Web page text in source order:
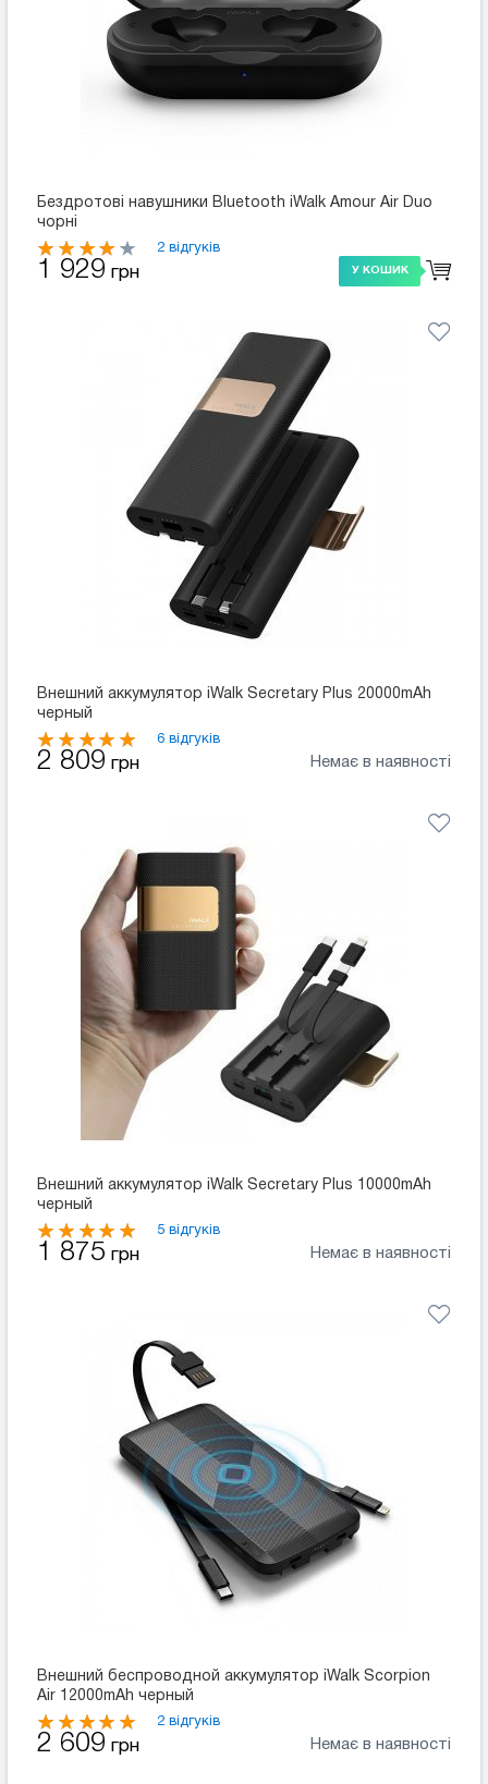
Бездротові навушники Bluetooth iWalk Amour Air Duo
чорні
2 відгуків
1 929 грн У КОШИК
Внешний аккумулятор iWalk Secretary Plus 20000mAh
черный
6 відгуків
2 809 грн Немає в наявності
Внешний аккумулятор iWalk Secretary Plus 10000mAh
черный
5 відгуків
1 875 грн Немає в наявності
Внешний беспроводной аккумулятор iWalk Scorpion
Air 12000mAh черный
2 відгуків
2 609 грн Немає в наявності